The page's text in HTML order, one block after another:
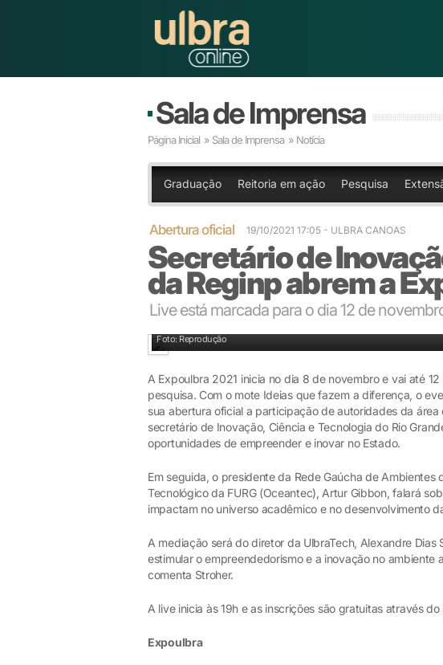
Sala de Imprensa
Página Inicial » Sala de Imprensa » Notícia
Graduação Reitoria em ação Pesquisa
Abertura oficial 19/10/2021 17:05 - ULBRA CANOAS
Secretário de
da Reginp abrem a
Live está marcada para o dia 12 de
Foto: Reprodução
A Expoulbra 2021 inicia no dia 8 de novembro e vai até
pesquisa. Com o mote Ideias que fazem a diferença, o
sua abertura oficial a participação de autoridades da
secretário de Inovação, Ciência e Tecnologia do Rio
oportunidades de empreender e inovar no Estado.
Em seguida, o presidente da Rede Gaúcha de
Tecnológico da FURG (Oceantec), Artur Gibbon, falará
impactam no universo acadêmico e no desenvolvimento
A mediação será do diretor da UlbraTech, Alexandre
estimular o empreendedorismo e a inovação no ambiente
comenta Stroher.
A live inicia às 19h e as inscrições são gratuitas através do
Expoulbra